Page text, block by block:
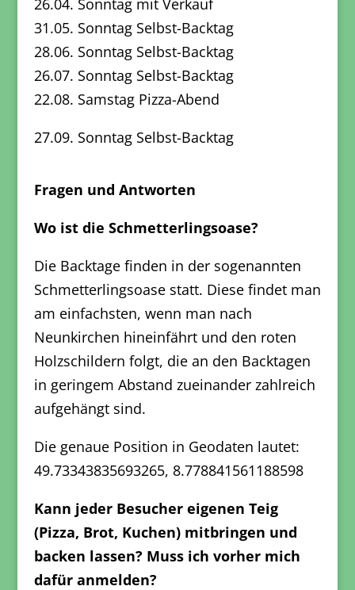
26.04. Sonntag mit Verkauf
31.05. Sonntag Selbst-Backtag
28.06. Sonntag Selbst-Backtag
26.07. Sonntag Selbst-Backtag
22.08. Samstag Pizza-Abend
27.09. Sonntag Selbst-Backtag
Fragen und Antworten
Wo ist die Schmetterlingsoase?
Die Backtage finden in der sogenannten
Schmetterlingsoase statt. Diese findet man
am einfachsten, wenn man nach
Neunkirchen hineinfährt und den roten
Holzschildern folgt, die an den Backtagen
in geringem Abstand zueinander zahlreich
aufgehängt sind.
Die genaue Position in Geodaten lautet:
49.73343835693265, 8.778841561188598
Kann jeder Besucher eigenen Teig
(Pizza, Brot, Kuchen) mitbringen und
backen lassen? Muss ich vorher mich
dafür anmelden?